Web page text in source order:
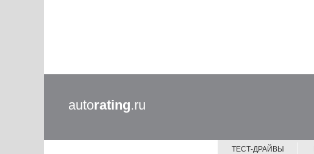
autorating.ru
ТЕСТ-ДРАЙВЫ